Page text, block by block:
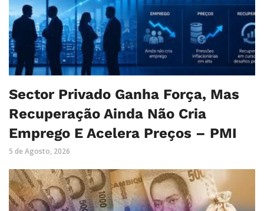
Sector Privado Ganha Força, Mas
Recuperação Ainda Não Cria
Emprego E Acelera Preços – PMI
5 de Agosto, 2026